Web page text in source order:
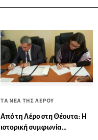
ΤΑ ΝΕΑ ΤΗΣ ΛΕΡΟΥ
Από τη Λέρο στη Θέουτα: Η
ιστορική συμφωνία